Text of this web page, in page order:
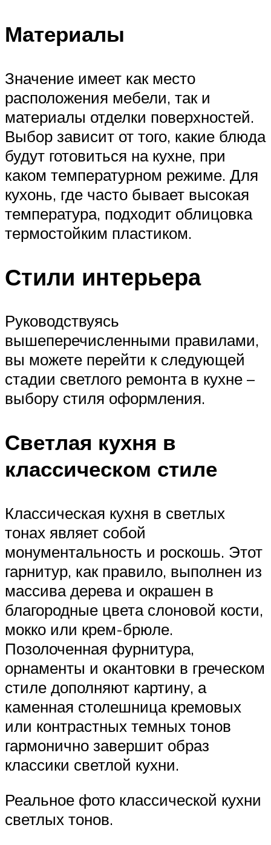
Материалы
Значение имеет как место
расположения мебели, так и
материалы отделки поверхностей.
Выбор зависит от того, какие блюда
будут готовиться на кухне, при
каком температурном режиме. Для
кухонь, где часто бывает высокая
температура, подходит облицовка
термостойким пластиком.
Стили интерьера
Руководствуясь
вышеперечисленными правилами,
вы можете перейти к следующей
стадии светлого ремонта в кухне –
выбору стиля оформления.
Светлая кухня в
классическом стиле
Классическая кухня в светлых
тонах являет собой
монументальность и роскошь. Этот
гарнитур, как правило, выполнен из
массива дерева и окрашен в
благородные цвета слоновой кости,
мокко или крем-брюле.
Позолоченная фурнитура,
орнаменты и окантовки в греческом
стиле дополняют картину, а
каменная столешница кремовых
или контрастных темных тонов
гармонично завершит образ
классики светлой кухни.
Реальное фото классической кухни
светлых тонов.